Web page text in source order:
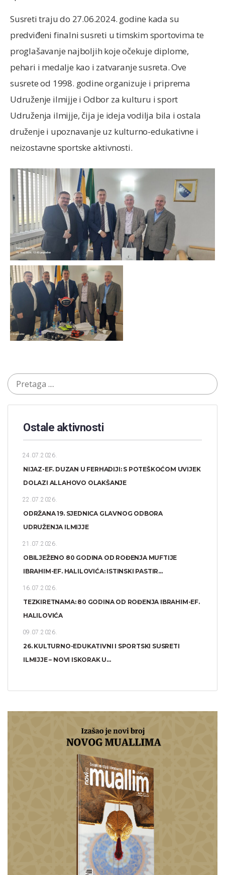
Susreti traju do 27.06.2024. godine kada su
predviđeni finalni susreti u timskim sportovima te
proglašavanje najboljih koje očekuje diplome,
pehari i medalje kao i zatvaranje susreta. Ove
susrete od 1998. godine organizuje i priprema
Udruženje ilmijje i Odbor za kulturu i sport
Udruženja ilmijje, čija je ideja vodilja bila i ostala
druženje i upoznavanje uz kulturno-edukativne i
neizostavne sportske aktivnosti.
Ostale aktivnosti
24.07.2026.
NIJAZ-EF. DUZAN U FERHADIJI: S POTEŠKOĆOM UVIJEK
DOLAZI ALLAHOVO OLAKŠANJE
22.07.2026.
ODRŽANA 19. SJEDNICA GLAVNOG ODBORA
UDRUŽENJA ILMIJJE
21.07.2026.
OBILJEŽENO 80 GODINA OD ROĐENJA MUFTIJE
IBRAHIM-EF. HALILOVIĆA: ISTINSKI PASTIR...
16.07.2026.
TEZKIRETNAMA: 80 GODINA OD ROĐENJA IBRAHIM-EF.
HALILOVIĆA
09.07.2026.
26. KULTURNO-EDUKATIVNI I SPORTSKI SUSRETI
ILMIJJE – NOVI ISKORAK U...